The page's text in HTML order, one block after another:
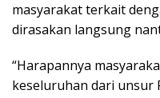
masyarakat terkait
dirasakan langsung
“Harapannya
keseluruhan dari unsur